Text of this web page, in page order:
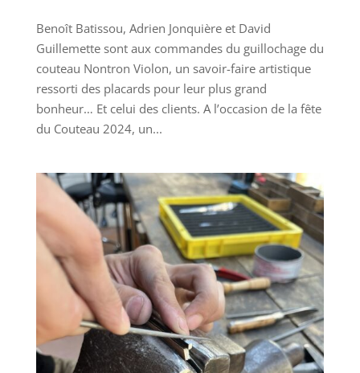
Benoît Batissou, Adrien Jonquière et David
Guillemette sont aux commandes du guillochage du
couteau Nontron Violon, un savoir-faire artistique
ressorti des placards pour leur plus grand
bonheur… Et celui des clients. A l’occasion de la fête
du Couteau 2024, un...